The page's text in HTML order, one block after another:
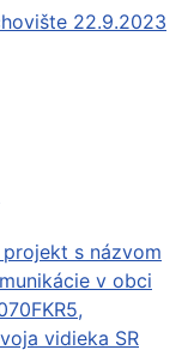
22.9.2023
s názvom
v obci
vidieka SR